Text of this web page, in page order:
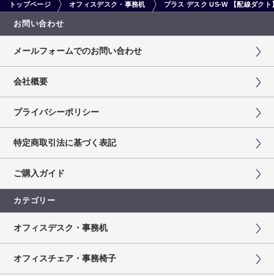
トップページ オフィスデスク・事務机 プラス デスク US-W 【配線ダク
お問い合わせ
メールフォームでのお問い合わせ
会社概要
プライバシーポリシー
特定商取引法に基づく表記
ご購入ガイド
カテゴリー
オフィスデスク・事務机
オフィスチェア・事務椅子